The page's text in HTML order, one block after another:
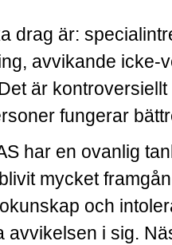
drag är:
avvikande icke-
är
fungerar
har en ovanlig
mycket
och
avvikelsen i sig.